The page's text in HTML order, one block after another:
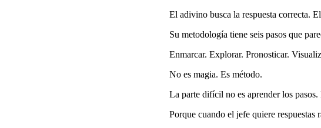
El adivino busca la respuesta correcta.
Su metodología tiene seis pasos que
Enmarcar. Explorar. Pronosticar.
No es magia. Es método.
La parte difícil no es aprender los
Porque cuando el jefe quiere